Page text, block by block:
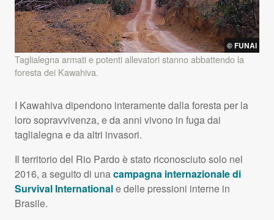
© FUNAI
Taglialegna armati e potenti allevatori stanno abbattendo la
foresta dei Kawahiva.
I Kawahiva dipendono interamente dalla foresta per la
loro sopravvivenza, e da anni vivono in fuga dai
taglialegna e da altri invasori.
Il territorio del Rio Pardo è stato riconosciuto solo nel
2016, a seguito di unacampagna internazionale di
Survival Internationale delle pressioni interne in
Brasile.